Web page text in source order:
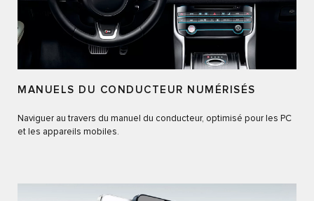
MANUELS DU CONDUCTEUR NUMÉRISÉS
Naviguer au travers du manuel du conducteur, optimisé pour les PC
et les appareils mobiles.